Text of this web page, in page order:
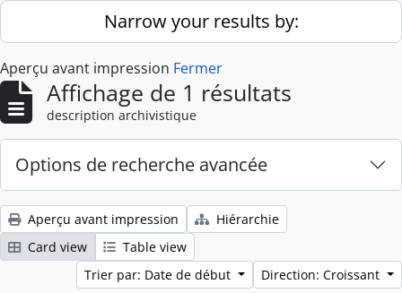
Skip to main contentNarrow your results by:
Aperçu avant impression Fermer
Affichage de 1 résultats
description archivistique
Options de recherche avancée
Aperçu avant impression
Hiérarchie
Card view
Table view
Trier par: Date de début
Direction: Croissant